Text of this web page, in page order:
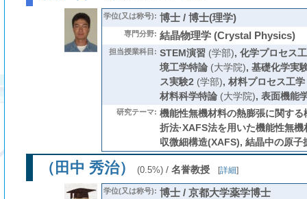
学位(又は称号): 博士 / 博士(理学)
専門分野: 結晶物理学 (Crystal Physics)
担当授業科目: STEM演習(学部), 化学プロセス
境工学特論(大学院), 基礎化学実
ス実験2 (学部), 材料プロセス工学
材料科学特論(大学院), 表面機能
研究テーマ: 機能性無機材料の熱膨張に関す
折法·XAFS法を用いた機能性無
収微細構造(XAFS), 結晶中の原子
（田中 秀治） (0.5%)/ 名誉教授 [詳細]
学位(又は称号): 博士 / 京都大学薬学博士